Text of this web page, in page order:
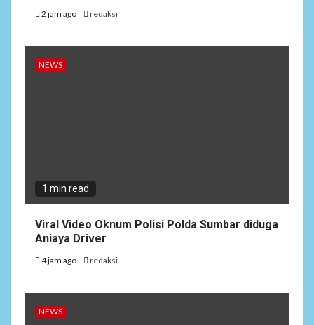
2 jam ago redaksi
NEWS
1 min read
Viral Video Oknum Polisi Polda Sumbar diduga
Aniaya Driver
4 jam ago redaksi
NEWS